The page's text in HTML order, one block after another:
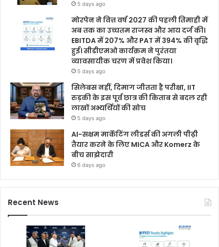
5 days ago
मोरपेन ने वित्त वर्ष 2027 की पहली तिमाही में
अब तक का उच्चतम राजस्व और आय दर्ज की।
EBITDA में 207% और PAT में 394% की वृद्धि
हुई। सीडीएमओ कार्यक्रम ने पुरंतया
व्यावसायीक चरण में प्रवेश किया।
5 days ago
सिलेबस नहीं, दिमाग जीतता है परीक्षा, IIT
रुड़की के इस पूर्व छात्र की किताब से बदल रही
लाखों अभ्यर्थियों की सोच
5 days ago
AI-सक्षम मार्केटिंग लीडर्स की अगली पीढ़ी
तैयार करने के लिए MICA और Komerz के
बीच साझेदारी
6 days ago
Recent News